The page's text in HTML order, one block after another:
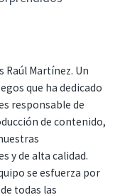
Raúl Martínez. Un
que ha dedicado
responsable de
de contenido,
y de alta calidad.
se esfuerza por
todas las